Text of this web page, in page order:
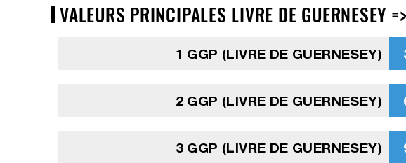
VALEURS PRINCIPALES LIVRE DE GUERNESEY
1 GGP (LIVRE DE GUERNESEY)
2 GGP (LIVRE DE GUERNESEY)
3 GGP (LIVRE DE GUERNESEY)